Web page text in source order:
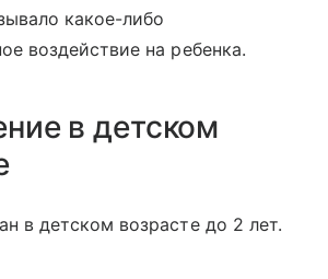
какое-либо
воздействие на ребенка.
в детском
в детском возрасте до 2 лет.